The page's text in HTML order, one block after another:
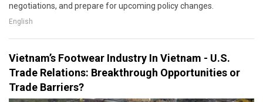
negotiations, and prepare for upcoming policy changes.
English
Vietnam’s Footwear Industry In Vietnam - U.S.
Trade Relations: Breakthrough Opportunities or
Trade Barriers?